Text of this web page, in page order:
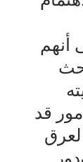
أنهم
قد